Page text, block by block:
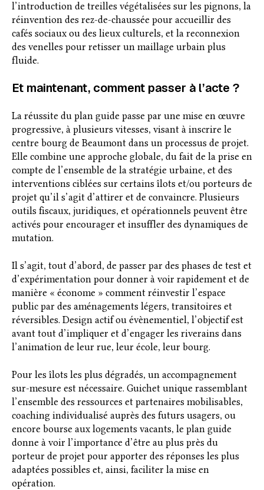
l’introduction de treilles végétalisées sur les pignons, la
réinvention des rez-de-chaussée pour accueillir des
cafés sociaux ou des lieux culturels, et la reconnexion
des venelles pour retisser un maillage urbain plus
fluide.
Et maintenant, comment passer à l’acte ?
La réussite du plan guide passe par une mise en œuvre
progressive, à plusieurs vitesses, visant à inscrire le
centre bourg de Beaumont dans un processus de projet.
Elle combine une approche globale, du fait de la prise en
compte de l’ensemble de la stratégie urbaine, et des
interventions ciblées sur certains îlots et/ou porteurs de
projet qu’il s’agit d’attirer et de convaincre. Plusieurs
outils fiscaux, juridiques, et opérationnels peuvent être
activés pour encourager et insuffler des dynamiques de
mutation.
Il s’agit, tout d’abord, de passer par des phases de test et
d’expérimentation pour donner à voir rapidement et de
manière « économe » comment réinvestir l’espace
public par des aménagements légers, transitoires et
réversibles. Design actif ou évènementiel, l’objectif est
avant tout d’impliquer et d’engager les riverains dans
l’animation de leur rue, leur école, leur bourg.
Pour les îlots les plus dégradés, un accompagnement
sur-mesure est nécessaire. Guichet unique rassemblant
l’ensemble des ressources et partenaires mobilisables,
coaching individualisé auprès des futurs usagers, ou
encore bourse aux logements vacants, le plan guide
donne à voir l’importance d’être au plus près du
porteur de projet pour apporter des réponses les plus
adaptées possibles et, ainsi, faciliter la mise en
opération.